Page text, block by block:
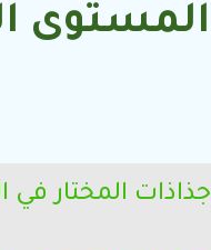
المستوى
جذاذات المختار في